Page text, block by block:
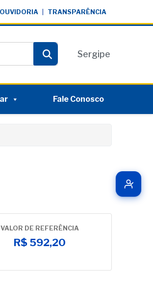
OUVIDORIA TRANSPARÊNCIA
Pesquisar
Sergipe
Fale Conosco
VALOR DE REFERÊNCIA
R$ 592,20